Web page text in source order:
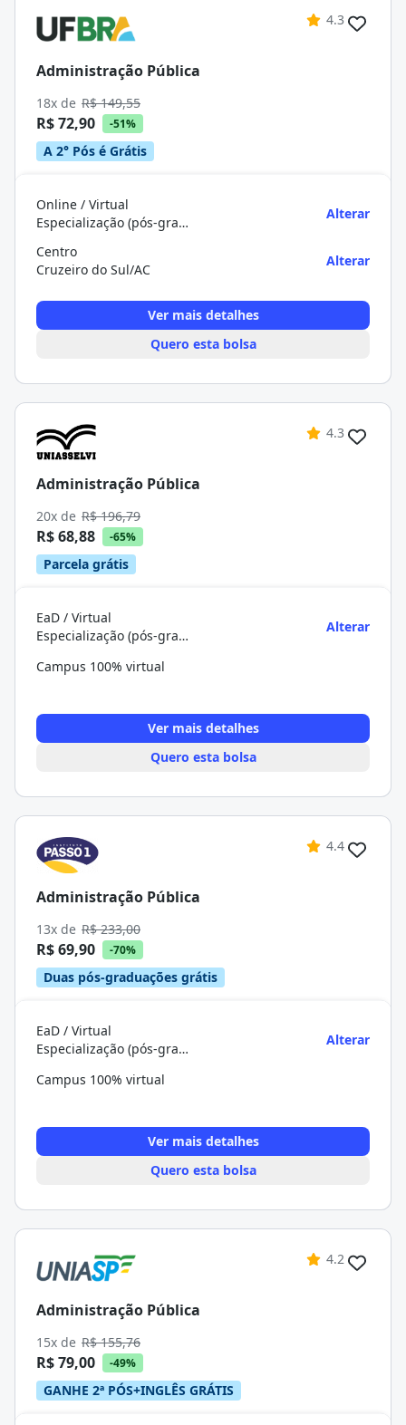
4.3
Administração Pública
18x de R$ 149,55
R$ 72,90 -51%
A 2° Pós é Grátis
Online / Virtual
Especialização (pós-graduação)
Alterar
Centro
Cruzeiro do Sul/AC
Alterar
Ver mais detalhes
Quero esta bolsa
4.3
Administração Pública
20x de R$ 196,79
R$ 68,88 -65%
Parcela grátis
EaD / Virtual
Especialização (pós-graduação)
Alterar
Campus 100% virtual
Ver mais detalhes
Quero esta bolsa
4.4
Administração Pública
13x de R$ 233,00
R$ 69,90 -70%
Duas pós-graduações grátis
EaD / Virtual
Especialização (pós-graduação)
Alterar
Campus 100% virtual
Ver mais detalhes
Quero esta bolsa
4.2
Administração Pública
15x de R$ 155,76
R$ 79,00 -49%
GANHE 2ª PÓS+INGLÊS GRÁTIS